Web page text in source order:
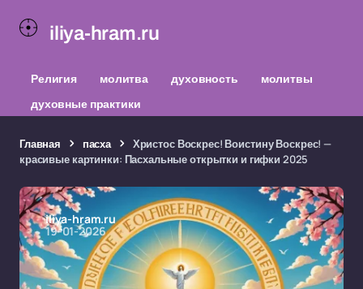
iliya-hram.ru
Религия молитва духовность
молитвы
духовные практики
Главная пасха
Христос Воскрес! Воистину Воскрес! —
красивые картинки: Пасхальные открытки и гифки 2025
iliya-hram.ru
19-01-2026